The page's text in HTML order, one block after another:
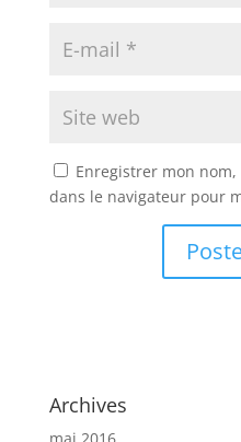
Enregistrer mon
dans le navigateur pour
Archives